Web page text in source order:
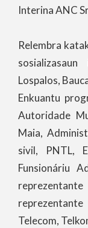
Interina ANC
Relembra
Lospalos,
Enkuantu
Autoridade
Maia,
sivil, PNTL,
Funsionáriu
Telecom,